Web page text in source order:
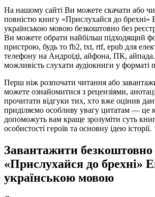
На нашому сайті Ви можете скачати або
повністю книгу «Прислухайся до брехні»
українською мовою безкоштовно без
Ви можете обрати найбільш підходящий
пристрою, будь то fb2, txt, rtf, epub для
телефону на Андроїді, айфона, ПК,
можливість слухати аудіокниги у форматі
Перш ніж розпочати читання або
можете ознайомитися з рецензіями,
прочитати відгуки тих, хто вже оцінив
приділяємо особливу увагу цитатам — це
допоможуть вам краще зрозуміти суть
особистості героїв та основну ідею історії.
Завантажити
«Прислухайся до брехні»
українською мовою